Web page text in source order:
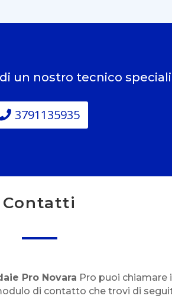
un nostro tecnico
3791135935
Contatti
Pro Novara Pro puoi chiamare il
di contatto che trovi di